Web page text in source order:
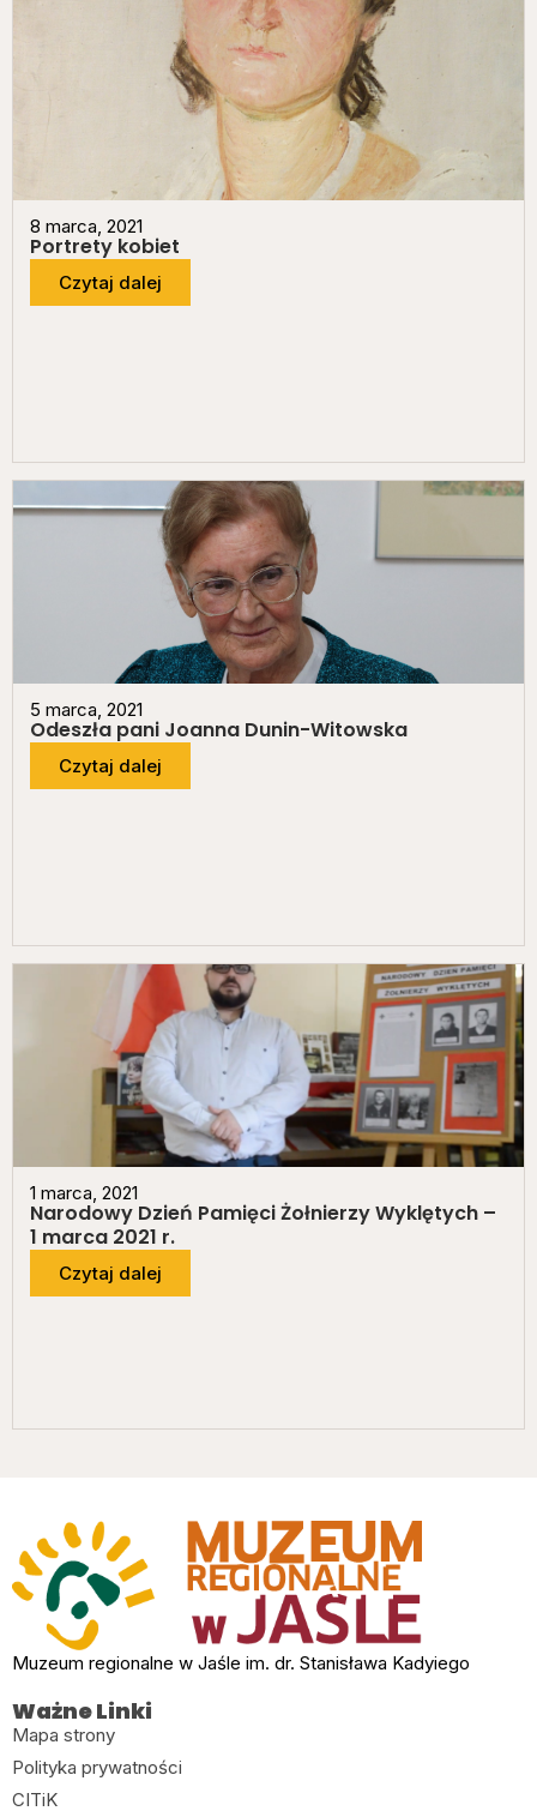
8 marca, 2021
Portrety kobiet
Czytaj dalej
5 marca, 2021
Odeszła pani Joanna Dunin-Witowska
Czytaj dalej
1 marca, 2021
Narodowy Dzień Pamięci Żołnierzy Wyklętych –
1 marca 2021 r.
Czytaj dalej
Muzeum regionalne w Jaśle im. dr. Stanisława Kadyiego
Ważne Linki
Mapa strony
Polityka prywatności
CITiK